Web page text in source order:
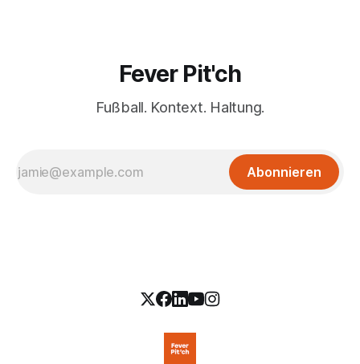
Fever Pit'ch
Fußball. Kontext. Haltung.
Abonnieren